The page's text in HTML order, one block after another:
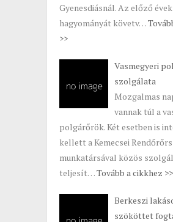
Gyenesdiásnál. Az előző évek
hagyományát követv…
>>
Vasmegyeri
szolgálata
Mozgalmas
vannak túl a
polgárőrök. Két esetben is
kellett a Kemecsei Rendőrőrs
munkatársával közös
teljesít…Tovább a cikkhez >>
Berkeszi
szököttet